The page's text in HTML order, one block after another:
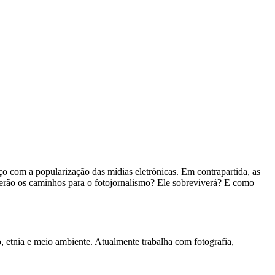
com a popularização das mídias eletrônicas. Em contrapartida, as
os caminhos para o fotojornalismo? Ele sobreviverá? E como
e meio ambiente. Atualmente trabalha com fotografia,